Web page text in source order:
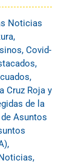
Noticias
,
, Covid-
,
,
Cruz Roja y
de la
Asuntos
,
,